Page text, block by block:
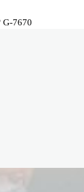
G-7670